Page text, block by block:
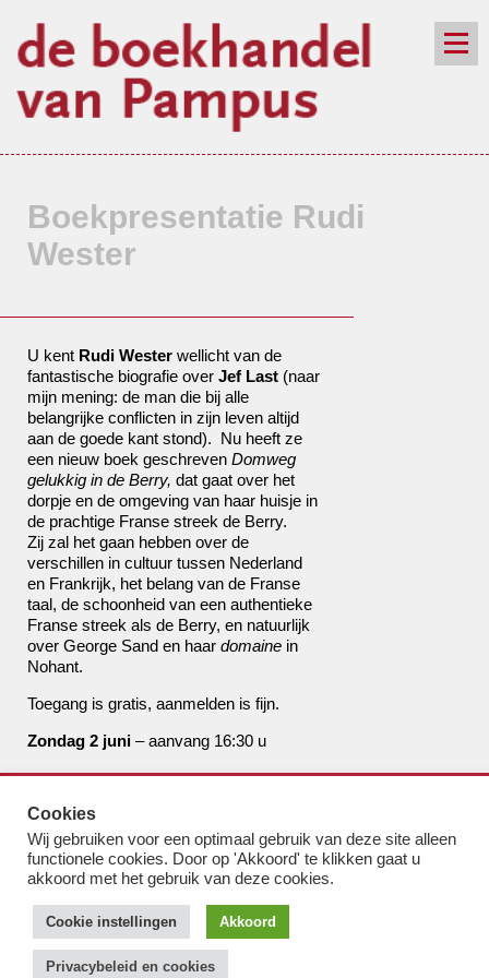
nieuwsbrief
Boekpresentatie Rudi
Wester
U kent Rudi Wester wellicht van de
fantastische biografie over Jef Last (naar
mijn mening: de man die bij alle
belangrijke conflicten in zijn leven altijd
aan de goede kant stond). Nu heeft ze
een nieuw boek geschreven Domweg
gelukkig in de Berry, dat gaat over het
dorpje en de omgeving van haar huisje in
de prachtige Franse streek de Berry.
Zij zal het gaan hebben over de
verschillen in cultuur tussen Nederland
en Frankrijk, het belang van de Franse
taal, de schoonheid van een authentieke
Franse streek als de Berry, en natuurlijk
over George Sand en haar domaine in
Nohant.
Toegang is gratis, aanmelden is fijn.
Zondag 2 juni – aanvang 16:30 u
bestel@boekhandelvanpampus.nl
van Eesterenlaan 17
1019 JK Amsterdam
u appt ons 06 1544 8310
u belt ons 020 419 3023
Algemene Voorwaarden
Cookies
Wij gebruiken voor een optimaal gebruik van deze site alleen
functionele cookies. Door op 'Akkoord' te klikken gaat u
akkoord met het gebruik van deze cookies.
Cookie instellingen Akkoord
Privacybeleid en cookies